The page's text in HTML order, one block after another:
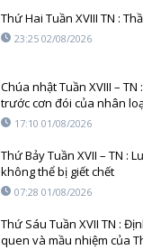
Thứ Hai Tuần XVIII TN :
23:25 02/08/2026
Chúa nhật Tuần XVIII –
trước cơn đói của nhân
17:10 01/08/2026
Thứ Bảy Tuần XVII – TN :
không thể bị giết chết
07:28 01/08/2026
Thứ Sáu Tuần XVII TN :
quen và mầu nhiệm của